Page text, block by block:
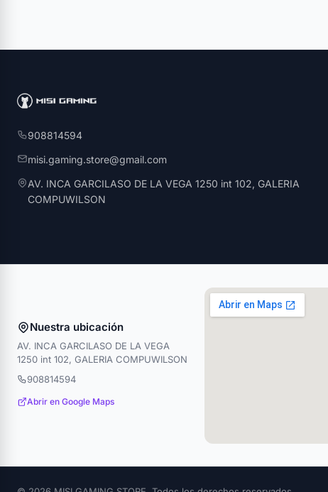
908814594
misi.gaming.store@gmail.com
AV. INCA GARCILASO DE LA VEGA 1250 int 102, GALERIA
COMPUWILSON
Nuestra ubicación
AV. INCA GARCILASO DE LA VEGA
1250 int 102, GALERIA COMPUWILSON
908814594
Abrir en Google Maps